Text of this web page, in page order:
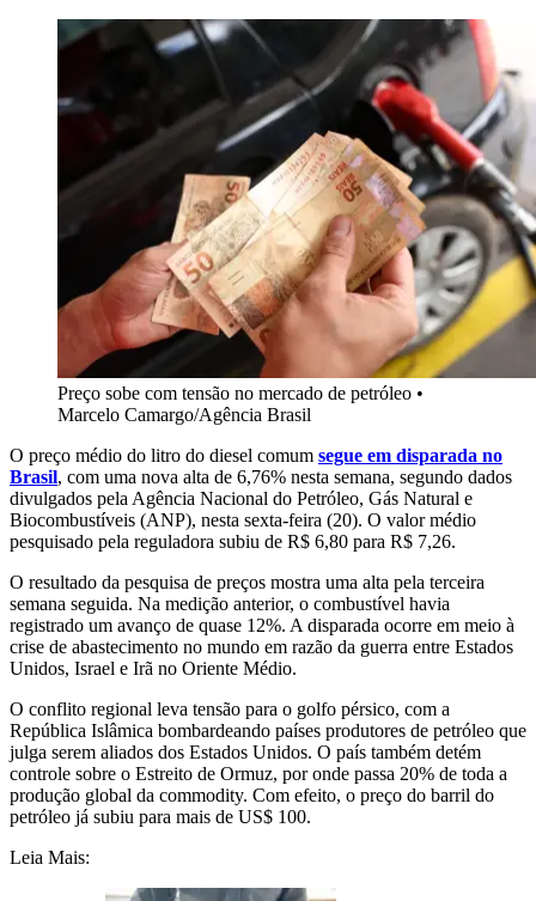
Preço sobe com tensão no mercado de petróleo •
Marcelo Camargo/Agência Brasil
O preço médio do litro do diesel comum segue em disparada no
Brasil, com uma nova alta de 6,76% nesta semana, segundo dados
divulgados pela Agência Nacional do Petróleo, Gás Natural e
Biocombustíveis (ANP), nesta sexta-feira (20). O valor médio
pesquisado pela reguladora subiu de R$ 6,80 para R$ 7,26.
O resultado da pesquisa de preços mostra uma alta pela terceira
semana seguida. Na medição anterior, o combustível havia
registrado um avanço de quase 12%. A disparada ocorre em meio à
crise de abastecimento no mundo em razão da guerra entre Estados
Unidos, Israel e Irã no Oriente Médio.
O conflito regional leva tensão para o golfo pérsico, com a
República Islâmica bombardeando países produtores de petróleo que
julga serem aliados dos Estados Unidos. O país também detém
controle sobre o Estreito de Ormuz, por onde passa 20% de toda a
produção global da commodity. Com efeito, o preço do barril do
petróleo já subiu para mais de US$ 100.
Leia Mais: